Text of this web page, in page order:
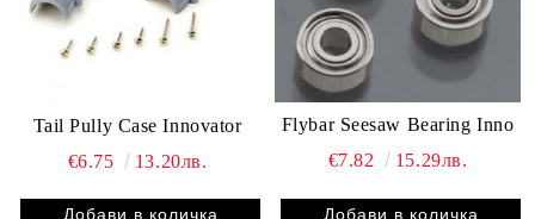
Tail Pully Case Innovator
€6.75
13.20лв.
Flybar Seesaw Bearing Inno
€7.82
15.29лв.